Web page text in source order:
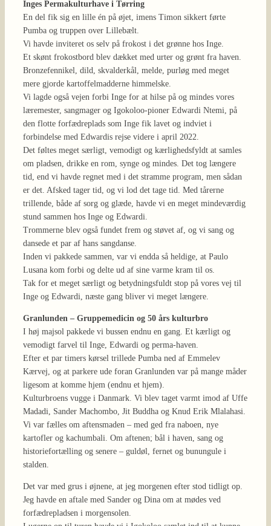
Inges Permakulturhave i Tørring
En del fik sig en lille én på øjet, imens Timon sikkert førte
Pumba og truppen over Lillebælt.
Vi havde inviteret os selv på frokost i det grønne hos Inge.
Et skønt frokostbord blev dækket med urter og grønt fra haven.
Bronzefennikel, dild, skvalderkål, melde, purløg med meget
mere gjorde kartoffelmadderne himmelske.
Vi lagde også vejen forbi Inge for at hilse på og mindes vores
læremester, sangmager og Igokoloo-pioner Edwardi Ntemi, på
den flotte forfædreplads som Inge fik lavet og indviet i
forbindelse med Edwardis rejse videre i april 2022.
Det føltes meget særligt, vemodigt og kærlighedsfyldt at samles
om pladsen, drikke en rom, synge og mindes. Det tog længere
tid, end vi havde regnet med i det stramme program, men sådan
er det. Afsked tager tid, og vi lod det tage tid. Med tårerne
trillende, både af sorg og glæde, havde vi en meget mindeværdig
stund sammen hos Inge og Edwardi.
Trommerne blev også fundet frem og støvet af, og vi sang og
dansede et par af hans sangdanse.
Inden vi pakkede sammen, var vi endda så heldige, at Paulo
Lusana kom forbi og delte ud af sine varme kram til os.
Tak for et meget særligt og betydningsfuldt stop på vores vej til
Inge og Edwardi, næste gang bliver vi meget længere.
Granlunden – Gruppemedicin og 50 års kulturbro
I høj majsol pakkede vi bussen endnu en gang. Et kærligt og
vemodigt farvel til Inge, Edwardi og perma-haven.
Efter et par timers kørsel trillede Pumba ned af Emmelev
Kærvej, og at parkere ude foran Granlunden var på mange måder
ligesom at komme hjem (endnu et hjem).
Kulturbroens vugge i Danmark. Vi blev taget varmt imod af Uffe
Madadi, Sander Machombo, Jit Buddha og Knud Erik Mlalahasi.
Vi var fælles om aftensmaden – med ged fra naboen, nye
kartofler og kachumbali. Om aftenen; bål i haven, sang og
historiefortælling og senere – guldøl, fernet og bunungule i
stalden.
Det var med grus i øjnene, at jeg morgenen efter stod tidligt op.
Jeg havde en aftale med Sander og Dina om at mødes ved
forfædrepladsen i morgensolen.